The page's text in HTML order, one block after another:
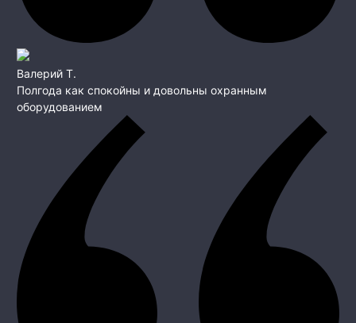
Валерий Т.
Полгода как спокойны и довольны охранным
оборудованием